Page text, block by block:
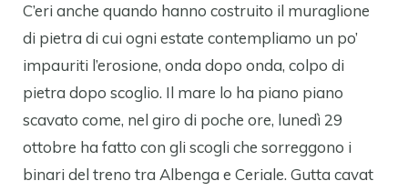
C’eri anche quando hanno costruito il muraglione
di pietra di cui ogni estate contempliamo un po’
impauriti l’erosione, onda dopo onda, colpo di
pietra dopo scoglio. Il mare lo ha piano piano
scavato come, nel giro di poche ore, lunedì 29
ottobre ha fatto con gli scogli che sorreggono i
binari del treno tra Albenga e Ceriale. Gutta cavat